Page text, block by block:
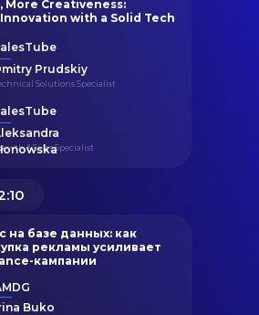
на базе данных: как
рекламы усиливает
кампании
Buko
Solutions Specialist
Prudskiy
& Sales Specialist
More Creativeness:
with a Solid Tech